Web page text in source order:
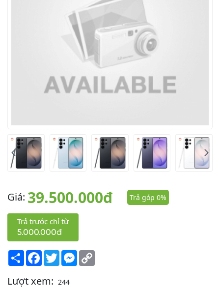
Giá: 39.500.000đ Trả góp 0%
Trả trước chỉ từ
5.000.000đ
Share Facebook
TwitterMessenger
Lượt xem: 244